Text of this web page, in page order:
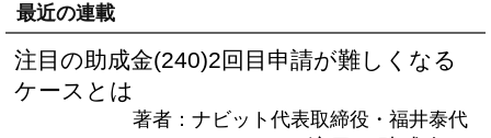
最近の連載
注目の助成金(240)2回目申請が難しくなる
ケースとは
著者：ナビット代表取締役・福井泰代